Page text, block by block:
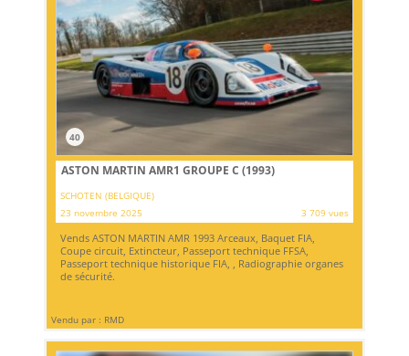
40
ASTON MARTIN AMR1 GROUPE C (1993)
SCHOTEN (BELGIQUE)
23 novembre 2025
3 709 vues
Vends ASTON MARTIN AMR 1993 Arceaux, Baquet FIA,
Coupe circuit, Extincteur, Passeport technique FFSA,
Passeport technique historique FIA, , Radiographie organes
de sécurité.
Vendu par : RMD